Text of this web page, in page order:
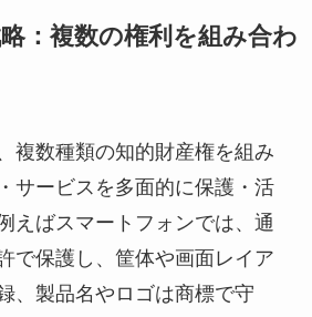
：複数の権利を組み合わ
複数種類の知的財産権を組み
サービスを多面的に保護・活
えばスマートフォンでは、通
で保護し、筐体や画面レイア
、製品名やロゴは商標で守